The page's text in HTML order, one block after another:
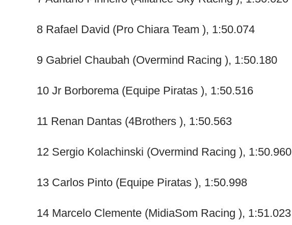
8 Rafael David (Pro Chiara Team ), 1:50.074
9 Gabriel Chaubah (Overmind Racing ), 1:50.180
10 Jr Borborema (Equipe Piratas ), 1:50.516
11 Renan Dantas (4Brothers ), 1:50.563
12 Sergio Kolachinski (Overmind Racing ), 1:50.960
13 Carlos Pinto (Equipe Piratas ), 1:50.998
14 Marcelo Clemente (MidiaSom Racing ), 1:51.023